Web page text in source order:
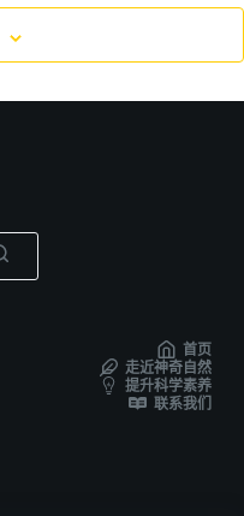
首页
走近神奇自然
提升科学素养
联系我们